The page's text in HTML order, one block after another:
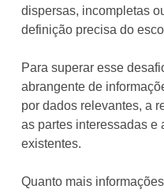
dispersas, incompletas
definição precisa do
Para superar esse
abrangente de
por dados relevantes, a
as partes interessadas e
existentes.
Quanto mais